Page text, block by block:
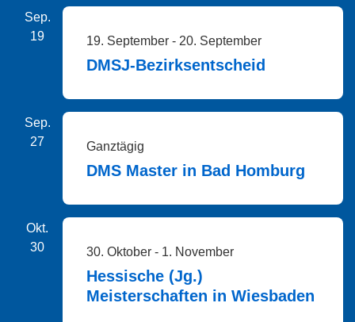
Sep.
19
19. September - 20. September
DMSJ-Bezirksentscheid
Sep.
27
Ganztägig
DMS Master in Bad Homburg
Okt.
30
30. Oktober - 1. November
Hessische (Jg.)
Meisterschaften in Wiesbaden